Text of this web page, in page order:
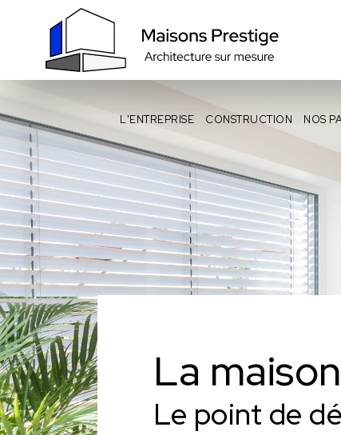
L'ENTREPRISE CONSTRUCTION NOS
La
Le point de